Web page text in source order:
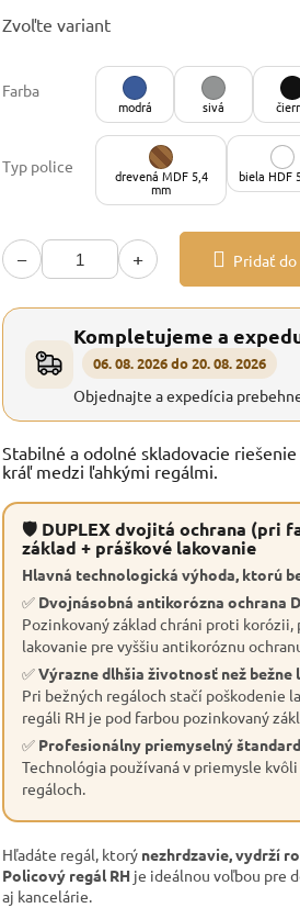
cena:
Zvoľte variant
Farba
modrá sivá
Typ police drevená MDF 5,4
mm
biela HDF
− + Pridať do
Kompletujeme a
06. 08. 2026 do 20. 08. 2026
Objednajte a expedícia
Stabilné a odolné skladovacie
kráľ medzi ľahkými regálmi.
🛡 DUPLEX dvojitá ochrana (pri
základ + práškové lakovanie
Hlavná technologická výhoda, ktorú
✅ Dvojnásobná antikorózna ochrana
Pozinkovaný základ chráni proti
lakovanie pre vyššiu antikoróznu
✅Výrazne dlhšia životnosť než bežne
Pri bežných regáloch stačí poškodenie
regáli RH je pod farbou pozinkovaný
✅ Profesionálny priemyselný štandard
Technológia používaná v priemysle
regáloch.
Hľadáte regál, ktorý nezhrdzavie, vydrží
Policový regál RH je ideálnou voľbou pre
aj kancelárie.